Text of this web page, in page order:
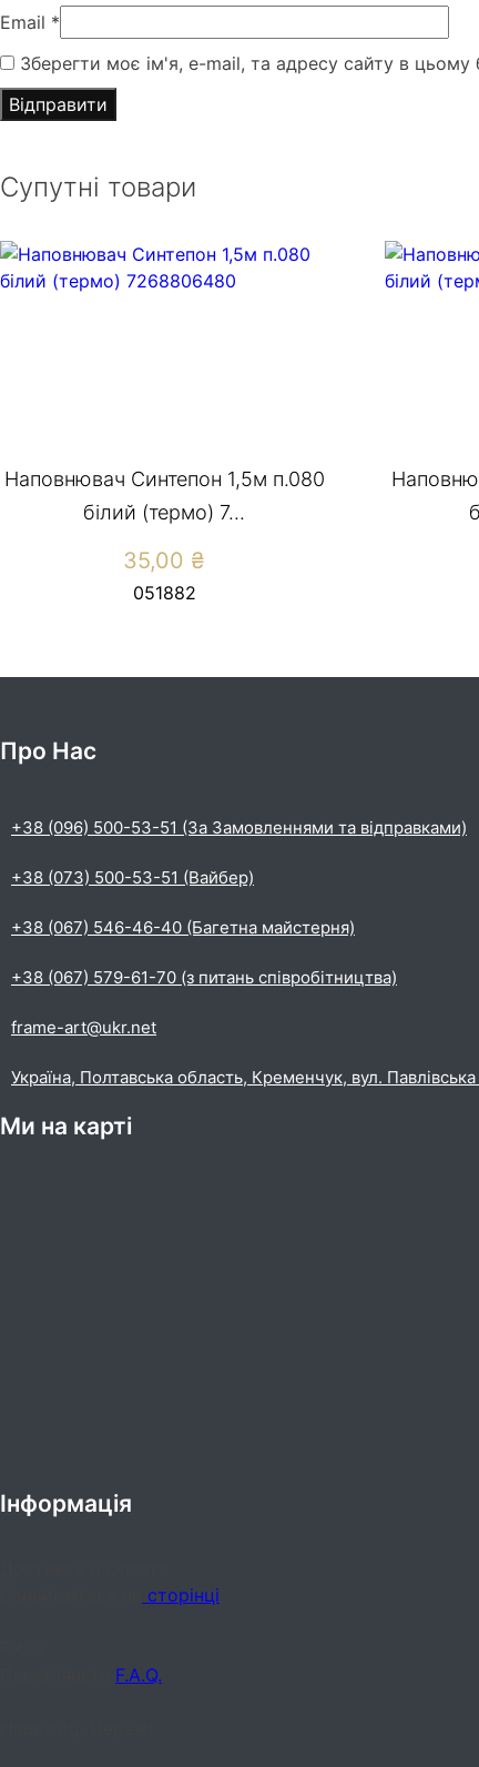
Email *
Зберегти моє ім'я, e-mail, та адресу сайту в цьому
Супутні товари
Наповнювач Синтепон 1,5м п.080
білий (термо) 7...
35,00 ₴
051882
Про Нас
+38 (096) 500-53-51 (За Замовленнями та відправками)
+38 (073) 500-53-51 (Вайбер)
+38 (067) 546-46-40 (Багетна майстерня)
+38 (067) 579-61-70 (з питань співробітництва)
frame-art@ukr.net
Україна, Полтавська область, Кременчук, вул.
Ми на карті
Інформація
сторінці
F.A.Q.